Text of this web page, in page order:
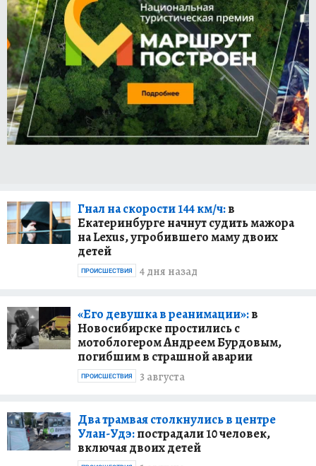
Гнал на скорости 144 км/ч:в
Екатеринбурге начнут судить мажора
на Lexus, угробившего маму двоих
детей
4 дня назад
ПРОИСШЕСТВИЯ
«Его девушка в реанимации»:в
Новосибирске простились с
мотоблогером Андреем Бурдовым,
погибшим в страшной аварии
3 августа
ПРОИСШЕСТВИЯ
Два трамвая столкнулись в центре
Улан-Удэ:пострадали 10 человек,
включая двоих детей